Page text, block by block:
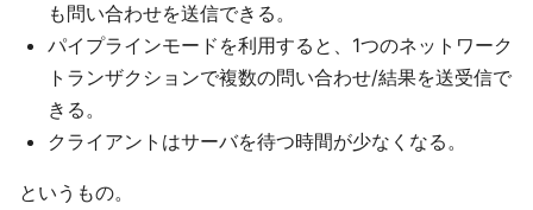
も問い合わせを送信できる。
パイプラインモードを利用すると、1つのネットワーク
トランザクションで複数の問い合わせ/結果を送受信で
きる。
クライアントはサーバを待つ時間が少なくなる。
というもの。